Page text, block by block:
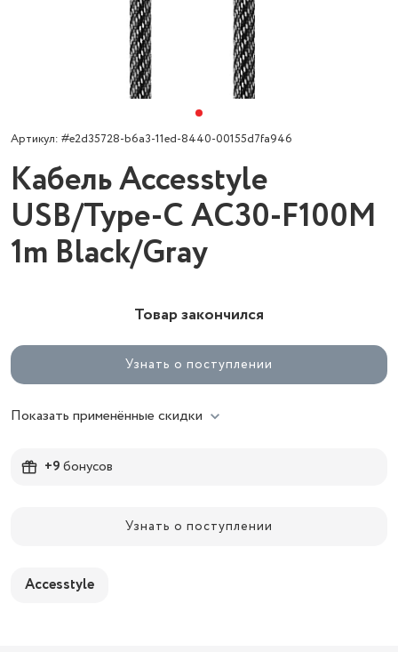
Артикул: #e2d35728-b6a3-11ed-8440-00155d7fa946
Кабель Accesstyle
USB/Type-C AC30-F100M
1m Black/Gray
Товар закончился
Узнать о поступлении
Показать применённые скидки
+9бонусов
Узнать о поступлении
Accesstyle